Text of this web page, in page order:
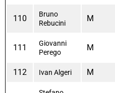
110
Bruno
Rebucini
M
111
Giovanni
Perego
M
112 Ivan Algeri M